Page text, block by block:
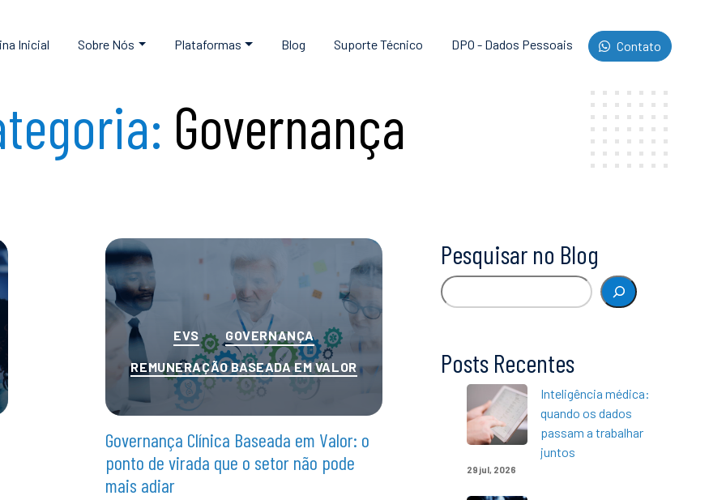
Inicial Sobre Nós Plataformas Blog Suporte Técnico DPO - Dados Pessoais Contato
Governança
Categorias EVS GOVERNANÇA
REMUNERAÇÃO BASEADA EM VALOR
Governança Clínica Baseada em Valor: o
ponto de virada que o setor não pode
mais adiar
Pesquisar no Blog
Pesquisar
Posts Recentes
Inteligência médica:
quando os dados
passam a trabalhar
juntos
29 jul, 2026